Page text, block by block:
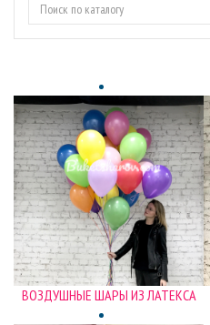
ВОЗДУШНЫЕ ШАРЫ ИЗ ЛАТЕКСА